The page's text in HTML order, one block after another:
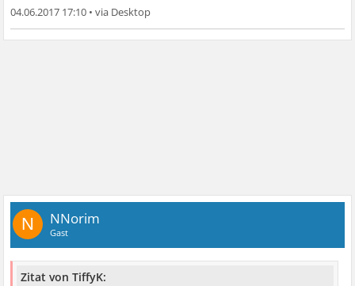
04.06.2017 17:10 •
N NNorim
Gast
Zitat von TiffyK: